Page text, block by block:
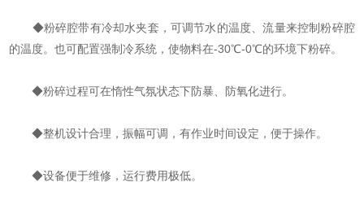
◆粉碎腔带有冷却水夹套，可调节水的温度、流量来控制粉碎腔
的温度。也可配置强制冷系统，使物料在-30℃-0℃的环境下粉碎。
◆粉碎过程可在惰性气氛状态下防暴、防氧化进行。
◆整机设计合理，振幅可调，有作业时间设定，便于操作。
◆设备便于维修，运行费用极低。